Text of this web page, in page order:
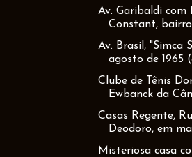
Av. Garibaldi com
Constant, bairro
Av. Brasil, "Simca
agosto de 1965
Clube de Tênis
Ewbanck da
Casas Regente,
Deodoro, em
Misteriosa casa